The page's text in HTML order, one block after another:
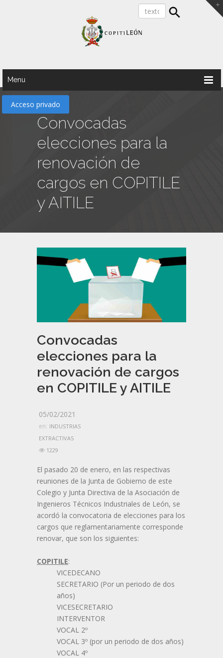
Menu
Acceso privado
Convocadas
elecciones para la
renovación de
cargos en COPITILE
y AITILE
Convocadas
elecciones para la
renovación de cargos
en COPITILE y AITILE
05/02/2021
en: INDUSTRIAS
EXTRACTIVAS
1229
El pasado 20 de enero, en las respectivas
reuniones de la Junta de Gobierno de este
Colegio y Junta Directiva de la Asociación de
Ingenieros Técnicos Industriales de León, se
acordó la convocatoria de elecciones para los
cargos que reglamentariamente corresponde
renovar, que son los siguientes:
COPITILE:
VICEDECANO
SECRETARIO (Por un periodo de dos
años)
VICESECRETARIO
INTERVENTOR
VOCAL 2º
VOCAL 3º (por un periodo de dos años)
VOCAL 4º